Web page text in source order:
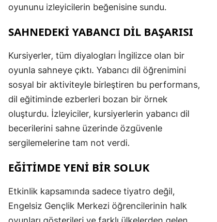
oyununu izleyicilerin beğenisine sundu.
SAHNEDEKİ YABANCI DİL BAŞARISI
Kursiyerler, tüm diyalogları İngilizce olan bir
oyunla sahneye çıktı. Yabancı dil öğrenimini
sosyal bir aktiviteyle birleştiren bu performans,
dil eğitiminde ezberleri bozan bir örnek
oluşturdu. İzleyiciler, kursiyerlerin yabancı dil
becerilerini sahne üzerinde özgüvenle
sergilemelerine tam not verdi.
EĞİTİMDE YENİ BİR SOLUK
Etkinlik kapsamında sadece tiyatro değil,
Engelsiz Gençlik Merkezi öğrencilerinin halk